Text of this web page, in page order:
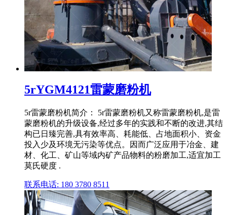
5rYGM4121雷蒙磨粉机
5r雷蒙磨粉机简介： 5r雷蒙磨粉机又称雷蒙磨粉机,是雷
蒙磨粉机的升级设备,经过多年的实践和不断的改进,其结
构已日臻完善,具有效率高、耗能低、占地面积小、资金
投入少及环境无污染等优点。因而广泛应用于冶金、建
材、化工、矿山等域内矿产品物料的粉磨加工,适宜加工
莫氏硬度 .
联系电话: 180 3780 8511